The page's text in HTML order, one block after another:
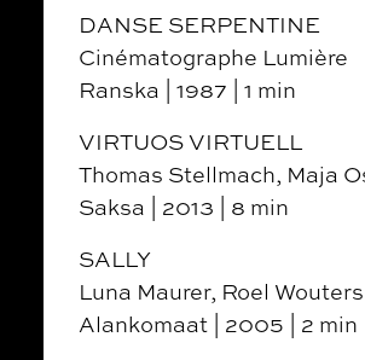
DANSE SERPENTINE
Cinématographe Lumière
Ranska | 1987 | 1 min
VIRTUOS VIRTUELL
Thomas Stellmach, Maja
Saksa | 2013 | 8 min
SALLY
Luna Maurer, Roel Wouters
Alankomaat | 2005 | 2 min